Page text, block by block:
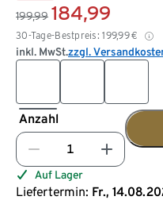
199,99 184,99
30-Tage-Bestpreis: 199,99€
inkl. MwSt.zzgl.
Anzahl
Auf Lager
Liefertermin: Fr.,